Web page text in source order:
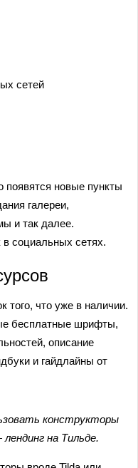
сетей
появятся новые пункты
галереи,
и так далее.
социальных сетях.
того, что уже в наличии.
бесплатные шрифты,
описание
и гайдлайны от
конструкторы
на Тильде.